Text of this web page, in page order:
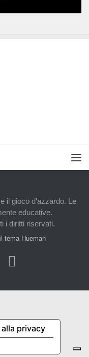
il gioco d'azzardo. Le
educative.
i diritti riservati.
tema Hueman
privacy